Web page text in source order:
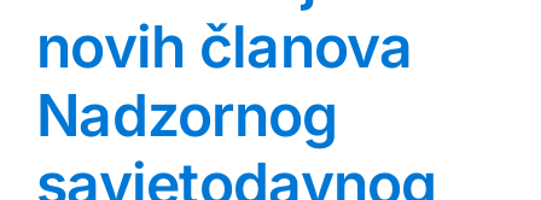
novih članova
Nadzornog
savjetodavnog